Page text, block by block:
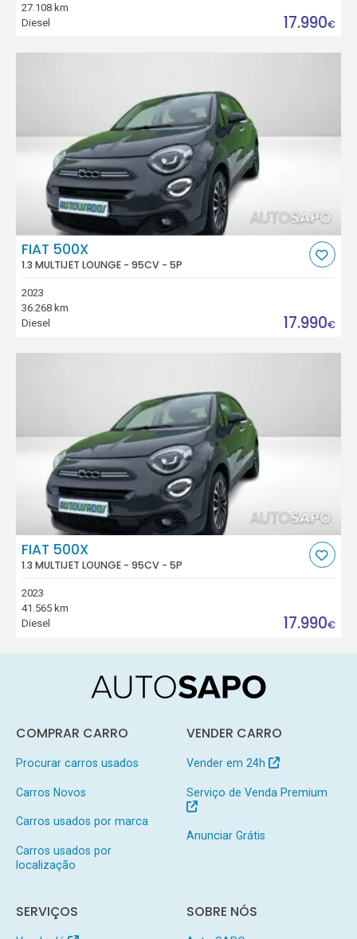
27.108 km
Diesel
17.990€
FIAT 500X
1.3 MULTIJET LOUNGE - 95CV - 5P
2023
36.268 km
Diesel
17.990€
FIAT 500X
1.3 MULTIJET LOUNGE - 95CV - 5P
2023
41.565 km
Diesel
17.990€
COMPRAR CARRO
Procurar carros usados
Carros Novos
Carros usados por marca
Carros usados por
localização
VENDER CARRO
Vender em 24h
Serviço de Venda Premium
Anunciar Grátis
SERVIÇOS SOBRE NÓS